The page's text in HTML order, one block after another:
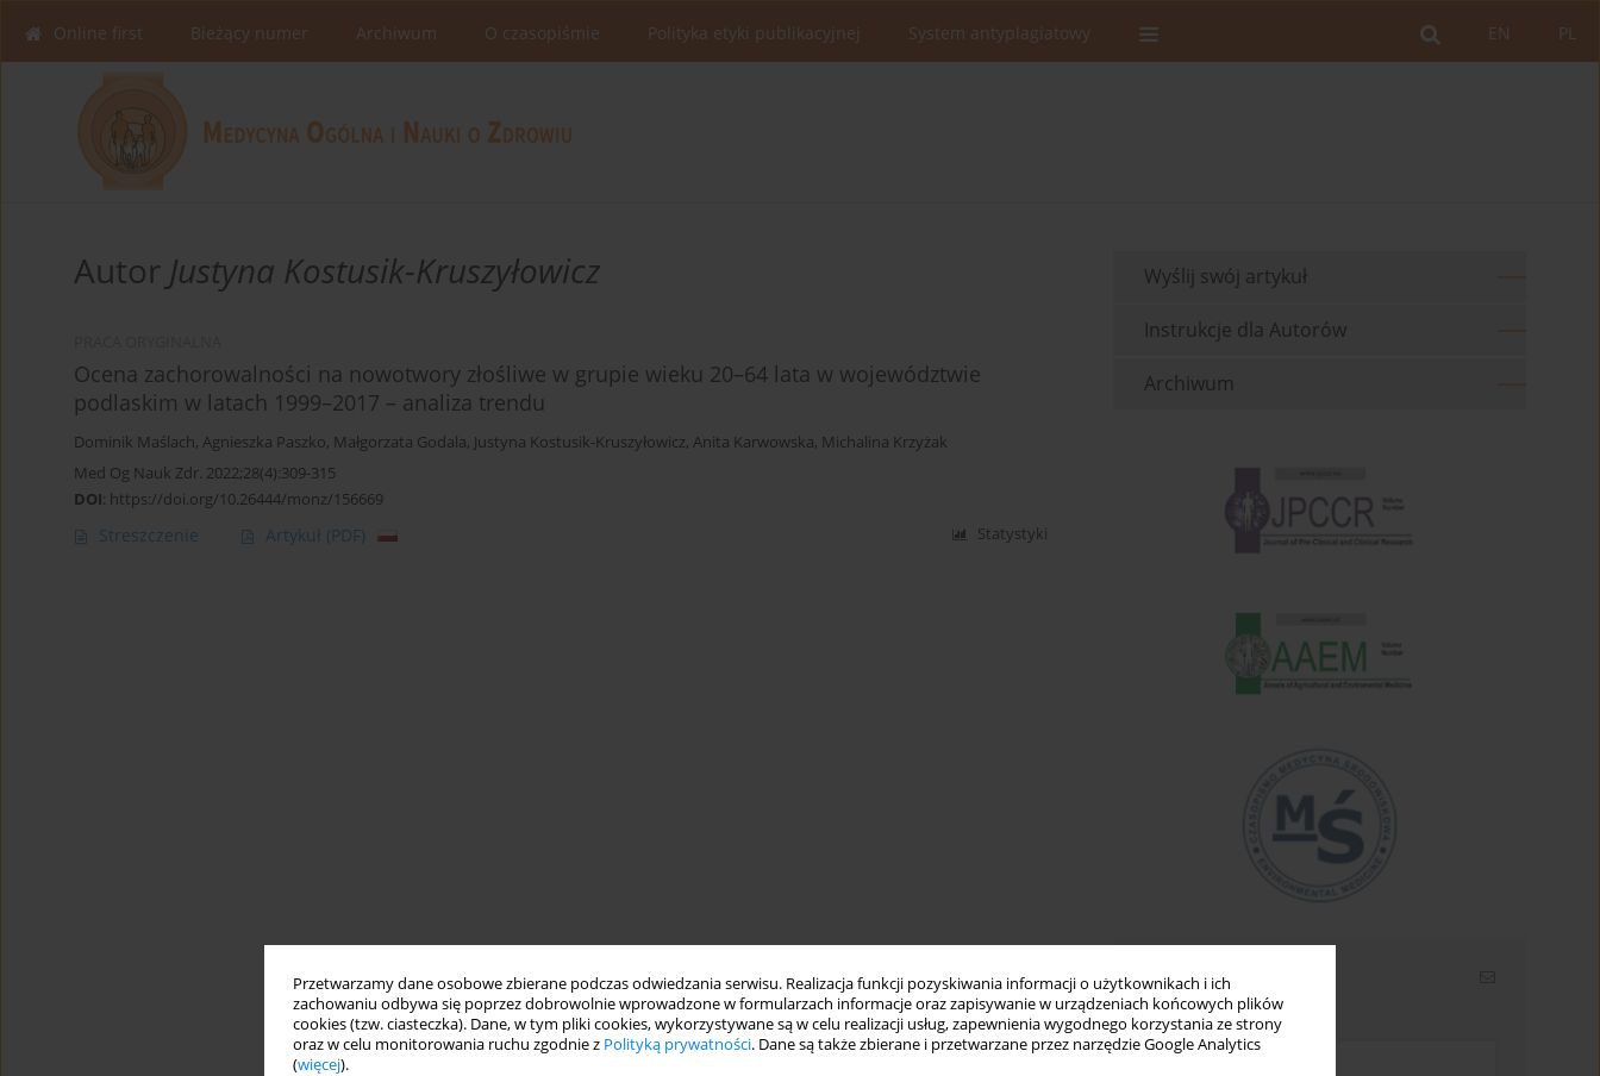
Przetwarzamy dane osobowe zbierane podczas odwiedzania serwisu. Realizacja funkcji pozyskiwania informacji o użytkownikach i ich
zachowaniu odbywa się poprzez dobrowolnie wprowadzone w formularzach informacje oraz zapisywanie w urządzeniach końcowych plików
cookies (tzw. ciasteczka). Dane, w tym pliki cookies, wykorzystywane są w celu realizacji usług, zapewnienia wygodnego korzystania ze strony
oraz w celu monitorowania ruchu zgodnie z Polityką prywatności. Dane są także zbierane i przetwarzane przez narzędzie Google Analytics
(więcej).
PL
EN
Online first Bieżący numer Archiwum O czasopiśmie Polityka etyki publikacyjnej System antyplagiatowy
Autor Justyna Kostusik-Kruszyłowicz
Ocena zachorowalności na nowotwory złośliwe w grupie wieku 20–64 lata w województwie
podlaskim w latach 1999–2017 – analiza trendu
Dominik Maślach, Agnieszka Paszko, Małgorzata Godala, Justyna Kostusik-Kruszyłowicz, Anita Karwowska, Michalina Krzyżak
Med Og Nauk Zdr. 2022;28(4):309-315
DOI: https://doi.org/10.26444/monz/156669
Streszczenie Artykuł (PDF) Statystyki
Wyślij swój artykuł
Instrukcje dla Autorów
Archiwum
Newsletter
Wpisz swój adres email